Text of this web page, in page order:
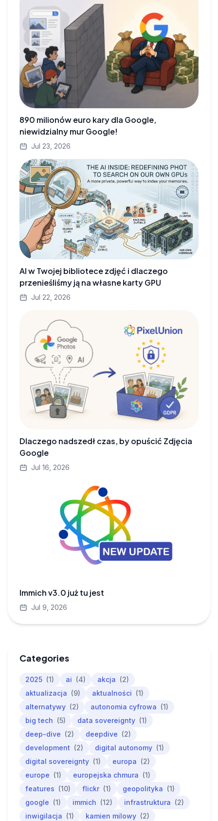
890 milionów euro kary dla Google,
niewidzialny mur Google!
Jul 23, 2026
AI w Twojej bibliotece zdjęć i dlaczego
przenieśliśmy ją na własne karty GPU
Jul 22, 2026
Dlaczego nadszedł czas, by opuścić Zdjęcia
Google
Jul 16, 2026
Immich v3.0 już tu jest
Jul 9, 2026
Categories
2025 (1) ai (4) akcja (2)
aktualizacja (9) aktualności (1)
alternatywy (2) autonomia cyfrowa (1)
big tech (5) data sovereignty (1)
deep-dive (2) deepdive (2)
development (2) digital autonomy (1)
digital sovereignty (1) europa (2)
europe (1) europejska chmura (1)
features (10) flickr (1) geopolityka (1)
google (1) immich (12) infrastruktura (2)
inwigilacja (1) kamien milowy (2)